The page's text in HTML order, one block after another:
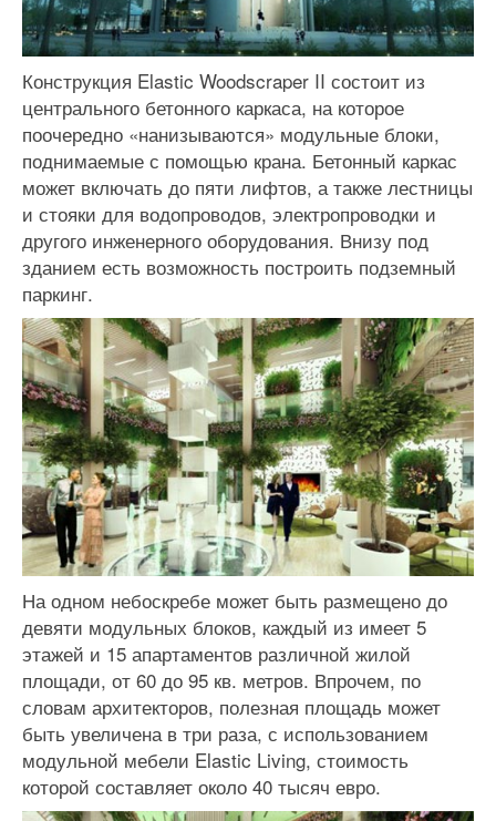
Конструкция Elastic Woodscraper II состоит из
центрального бетонного каркаса, на которое
поочередно «нанизываются» модульные блоки,
поднимаемые с помощью крана. Бетонный каркас
может включать до пяти лифтов, а также лестницы
и стояки для водопроводов, электропроводки и
другого инженерного оборудования. Внизу под
зданием есть возможность построить подземный
паркинг.
На одном небоскребе может быть размещено до
девяти модульных блоков, каждый из имеет 5
этажей и 15 апартаментов различной жилой
площади, от 60 до 95 кв. метров. Впрочем, по
словам архитекторов, полезная площадь может
быть увеличена в три раза, с использованием
модульной мебели Elastic Living, стоимость
которой составляет около 40 тысяч евро.